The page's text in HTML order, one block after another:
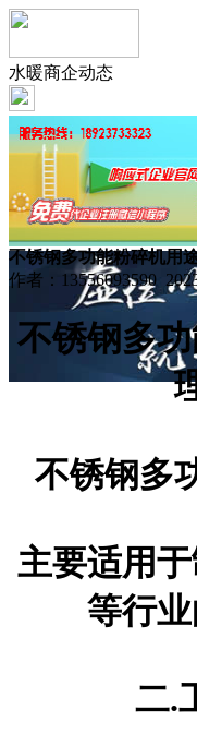
水暖商企动态
不锈钢多功能粉碎机用
作者：13556093590
不锈钢多
不锈钢多
主要适用
等行业
二.